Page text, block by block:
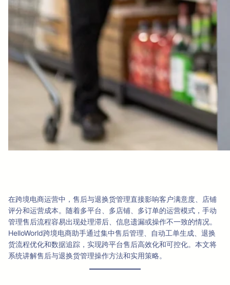
在跨境电商运营中，售后与退换货管理直接影响客户满意度、店铺
评分和运营成本。随着多平台、多店铺、多订单的运营模式，手动
管理售后流程容易出现处理滞后、信息遗漏或操作不一致的情况。
HelloWorld跨境电商助手通过集中售后管理、自动工单生成、退换
货流程优化和数据追踪，实现跨平台售后高效化和可控化。本文将
系统讲解售后与退换货管理操作方法和实用策略。